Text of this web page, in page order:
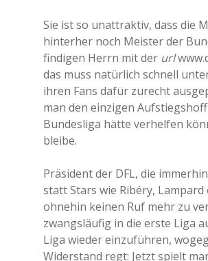
Sie ist so unattraktiv, dass die
hinterher noch Meister der
findigen Herrn mit der url
das muss natürlich schnell
ihren Fans dafür zurecht
man den einzigen
Bundesliga hätte verhelfen
bleibe.
Präsident der DFL, die
statt Stars wie Ribéry,
ohnehin keinen Ruf mehr zu
zwangsläufig in die erste Liga
Liga wieder einzuführen,
Widerstand regt: Jetzt spielt